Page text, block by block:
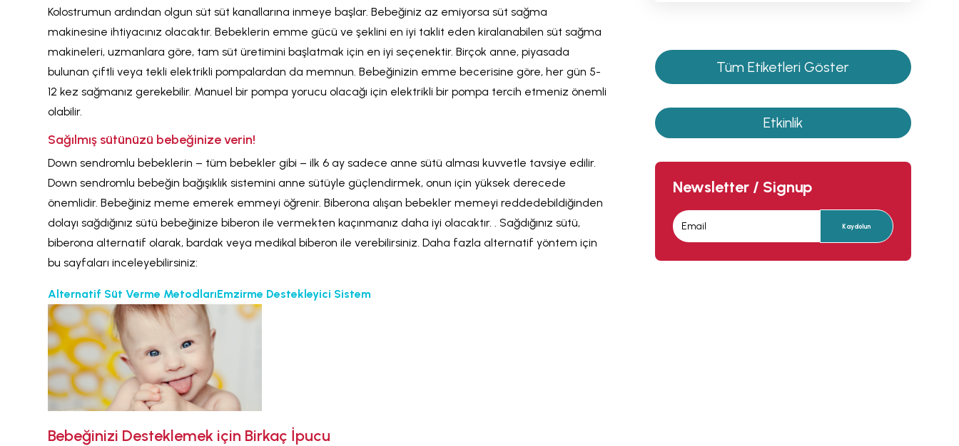
Kolostrumun ardından olgun süt süt kanallarına inmeye başlar. Bebeğiniz az emiyorsa süt sağma
makinesine ihtiyacınız olacaktır. Bebeklerin emme gücü ve şeklini en iyi taklit eden kiralanabilen süt sağma
makineleri, uzmanlara göre, tam süt üretimini başlatmak için en iyi seçenektir. Birçok anne, piyasada
bulunan çiftli veya tekli elektrikli pompalardan da memnun. Bebeğinizin emme becerisine göre, her gün 5-
12 kez sağmanız gerekebilir. Manuel bir pompa yorucu olacağı için elektrikli bir pompa tercih etmeniz önemli
olabilir.
Sağılmış sütünüzü bebeğinize verin!
Down sendromlu bebeklerin – tüm bebekler gibi – ilk 6 ay sadece anne sütü alması kuvvetle tavsiye edilir.
Down sendromlu bebeğin bağışıklık sistemini anne sütüyle güçlendirmek, onun için yüksek derecede
önemlidir. Bebeğiniz meme emerek emmeyi öğrenir. Biberona alışan bebekler memeyi reddedebildiğinden
dolayı sağdığınız sütü bebeğinize biberon ile vermekten kaçınmanız daha iyi olacaktır. . Sağdığınız sütü,
biberona alternatif olarak, bardak veya medikal biberon ile verebilirsiniz. Daha fazla alternatif yöntem için
bu sayfaları inceleyebilirsiniz:
Alternatif Süt Verme MetodlarıEmzirme Destekleyici Sistem
Bebeğinizi Desteklemek için Birkaç İpucu
Tüm Etiketleri Göster
Etkinlik
Newsletter / Signup
Kaydolun